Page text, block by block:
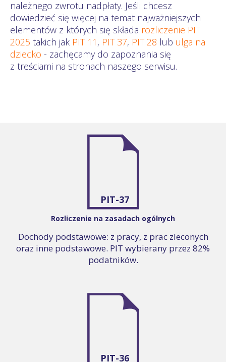
należnego zwrotu nadpłaty. Jeśli chcesz
dowiedzieć się więcej na temat najważniejszych
elementów z których się składa rozliczenie PIT
2025 takich jak PIT 11 , PIT 37, PIT 28 lub ulga na
dziecko - zachęcamy do zapoznania się
z treściami na stronach naszego serwisu.
PIT-37
Rozliczenie na zasadach ogólnych
Dochody podstawowe: z pracy, z prac zleconych
oraz inne podstawowe. PIT wybierany przez 82%
podatników.
PIT-36